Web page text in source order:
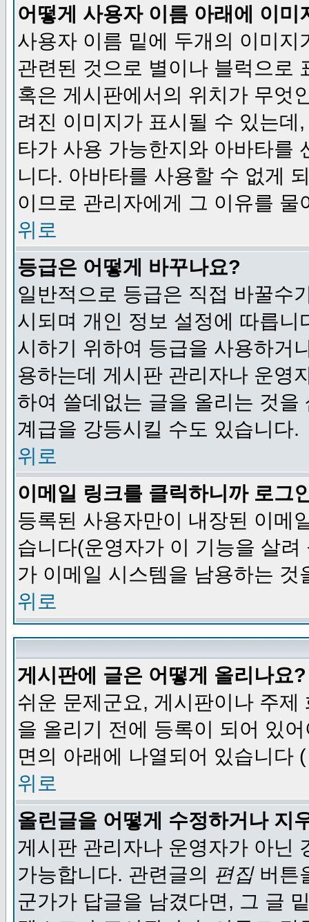
어떻게 사용자 이름 아래에 이미
사용자 이름 밑에 두개의 이미
관련된 것으로 별이나 블럭으로
혹은 게시판에서의 위치가 무엇
려진 이미지가 표시될 수 있는
타가 사용 가능한지와 아바타를
니다. 아바타를 사용할 수 없게
이므로 관리자에게 그 이유를 물
위로
등급은 어떻게 바꾸나요?
일반적으로 등급은 직접 바꿀수
시되며 개인 정보 설정에 따릅
시하기 위하여 등급을 사용하거
용하는데 게시판 관리자나 운영
하여 쓸데없는 글을 올리는 것
계급을 강등시킬 수도 있습니다.
위로
이메일 링크를 클릭하니까 로그
등록된 사용자만이 내장된 이메
습니다(운영자가 이 기능을 살
가 이메일 시스템을 남용하는 것
위로
게시판에 글은 어떻게 올리나요?
쉬운 문제군요, 게시판이나 주
을 올리기 전에 등록이 되어 있
면의 아래에 나열되어 있습니다 (
위로
올린글을 어떻게 수정하거나 지
게시판 관리자나 운영자가 아닌
가능합니다. 관련글의 편집버튼
군가가 답글을 남겼다면, 그 글